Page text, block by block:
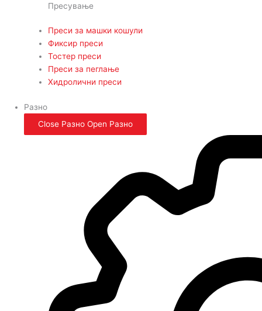
Пресување
Преси за машки кошули
Фиксир преси
Тостер преси
Преси за пеглање
Хидролични преси
Разно
Close Разно Open Разно